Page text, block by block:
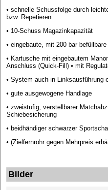
• schnelle Schussfolge durch
bzw. Repetieren
• 10-Schuss Magazinkapazität
• eingebaute, mit 200 bar
• Kartusche mit eingebautem
Anschluss (Quick-Fill) • mit
• System auch in Linksausführung
• gute ausgewogene Handlage
• zweistufig, verstellbarer
Schiebesicherung
• beidhändiger schwarzer
• (Zielfernrohr gegen Mehrpreis
Bilder